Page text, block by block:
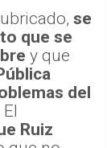
se
que se
y que
del
El
Ruiz